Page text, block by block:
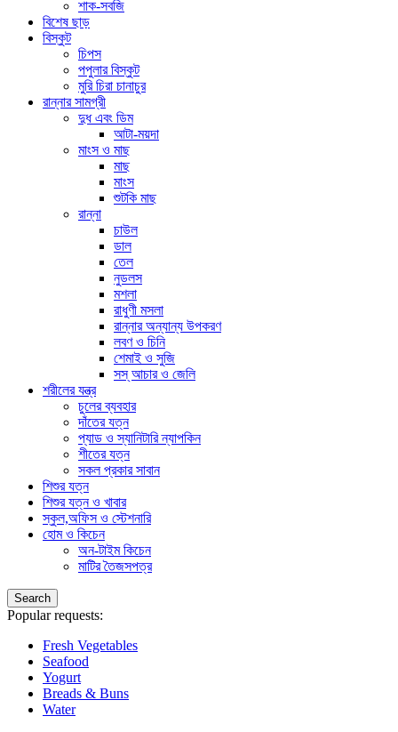
শাক-সবজি
বিশেষ ছাড়
বিস্কুট
চিপস
পপুলার বিস্কুট
মুরি চিরা চানাচুর
রান্নার সামগ্রী
দুধ এবং ডিম
আটা-ময়দা
মাংস ও মাছ
মাছ
মাংস
শুটকি মাছ
রান্না
চাউল
ডাল
তেল
নুডলস
মশলা
রাধুণী মসলা
রান্নার অন্যান্য উপকরণ
লবণ ও চিনি
শেমাই ও সুজি
সস্ আচার ও জেলি
শরীলের যন্ত্র
চুলের ব্যবহার
দাঁতের যত্ন
প্যাড ও স্যানিটারি ন্যাপকিন
শীতের যত্ন
সকল প্রকার সাবান
শিশুর যত্ন
শিশুর যত্ন ও খাবার
স্কুল,অফিস ও স্টেশনারি
হোম ও কিচেন
অন-টাইম কিচেন
মাটির তৈজসপত্র
Search
Popular requests:
Fresh Vegetables
Seafood
Yogurt
Breads & Buns
Water